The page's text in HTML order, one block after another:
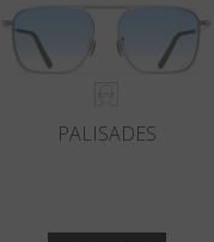
PALISADES